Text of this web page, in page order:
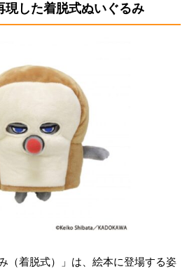
現した着脱式ぬいぐるみ
（着脱式）」は、絵本に登場する姿